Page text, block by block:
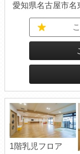
愛知県名古屋市名
1階乳児フロア